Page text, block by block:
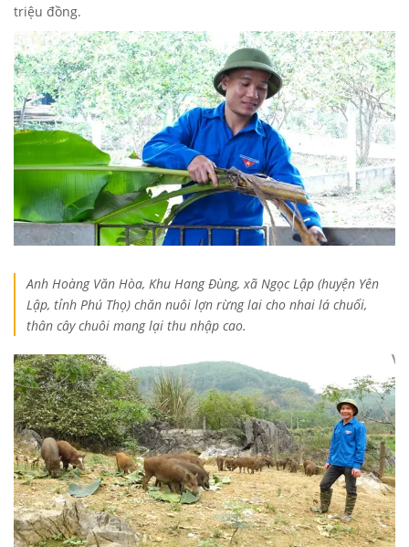
triệu đồng.
Anh Hoàng Văn Hòa, Khu Hang Đùng, xã Ngọc Lập (huyện Yên
Lập, tỉnh Phú Thọ) chăn nuôi lợn rừng lai cho nhai lá chuối,
thân cây chuôi mang lại thu nhập cao.